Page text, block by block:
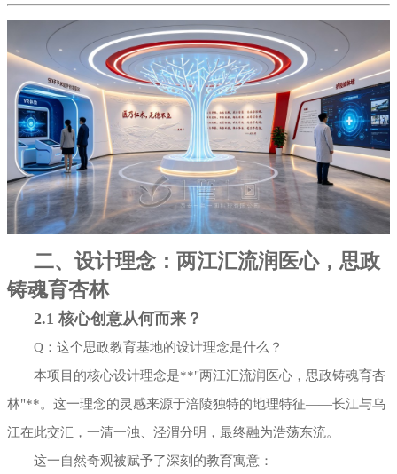
二、设计理念：两江汇流润医心，思政
铸魂育杏林
2.1 核心创意从何而来？
Q：这个思政教育基地的设计理念是什么？
本项目的核心设计理念是**"两江汇流润医心，思政铸魂育杏
林"**。这一理念的灵感来源于涪陵独特的地理特征——长江与乌
江在此交汇，一清一浊、泾渭分明，最终融为浩荡东流。
这一自然奇观被赋予了深刻的教育寓意：